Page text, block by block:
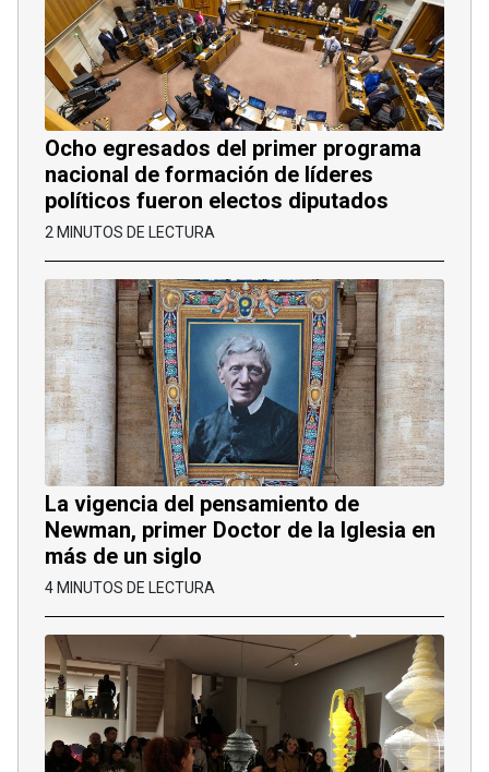
Ocho egresados del primer programa
nacional de formación de líderes
políticos fueron electos diputados
2 MINUTOS DE LECTURA
La vigencia del pensamiento de
Newman, primer Doctor de la Iglesia en
más de un siglo
4 MINUTOS DE LECTURA